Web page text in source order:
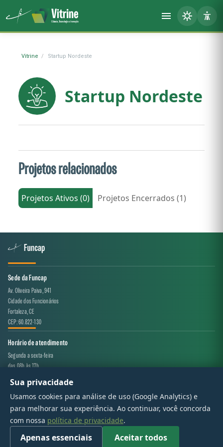
Vitrine Startup Nordeste
Startup Nordeste
Projetos relacionados
Projetos Ativos (0) Projetos Encerrados (1)
Sede da Funcap
Av. Oliveira Paiva, 941
Cidade dos Funcionários
Fortaleza, CE
CEP: 60.822-130
Horário de atendimento
Segunda a sexta-feira
das 08h às 17h
Canal de atendimento
projeto.avaliacao@funcap.ce.gov.br
© 2017 - 2026 — Governo do Estado do Ceará | Todos os direitos reservados
Sua privacidade
Usamos cookies para análise de uso (Google Analytics) e
para melhorar sua experiência. Ao continuar, você concorda
com nossa política de privacidade.
Apenas essenciais Aceitar todos